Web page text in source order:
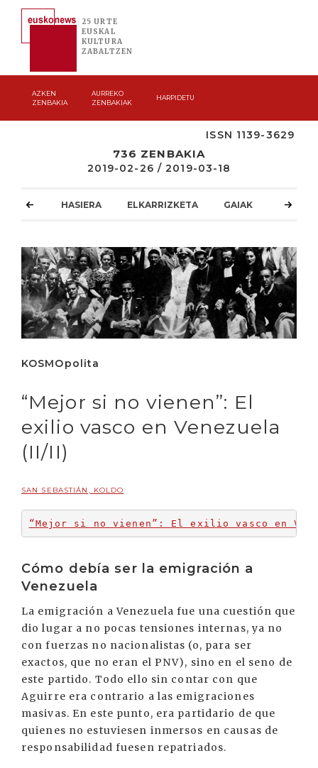
25 URTE
EUSKAL
KULTURA
ZABALTZEN
AZKEN
ZENBAKIA
AURREKO
ZENBAKIAK
HARPIDETU
ISSN 1139-3629
736 ZENBAKIA
2019-02-26 / 2019-03-18
HASIERA ELKARRIZKETA GAIAK
KOSMOpolita
“Mejor si no vienen”: El
exilio vasco en Venezuela
(II/II)
SAN SEBASTIÁN, KOLDO
“Mejor si no vienen”: El exilio vasco en
Cómo debía ser la emigración a
Venezuela
La emigración a Venezuela fue una cuestión que
dio lugar a no pocas tensiones internas, ya no
con fuerzas no nacionalistas (o, para ser
exactos, que no eran el PNV), sino en el seno de
este partido. Todo ello sin contar con que
Aguirre era contrario a las emigraciones
masivas. En este punto, era partidario de que
quienes no estuviesen inmersos en causas de
responsabilidad fuesen repatriados.